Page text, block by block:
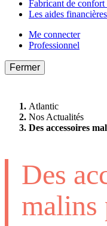
Fabricant de confort
Les aides
Me connecter
Professionnel
Fermer
Atlantic
Nos Actualités
Des accessoires
Des
malins